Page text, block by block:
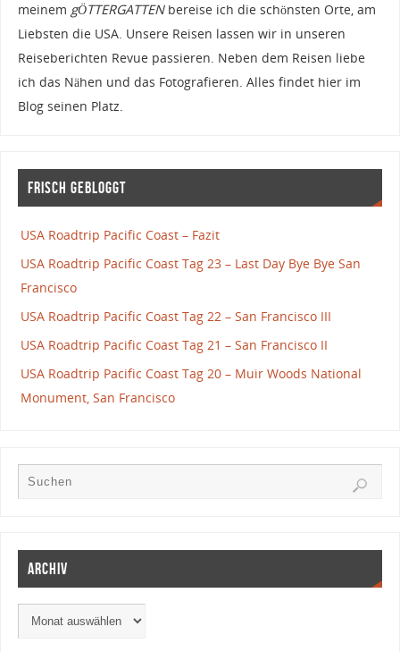
meinem gÖTTERGATTENbereise ich die schönsten Orte, am
Liebsten die USA. Unsere Reisen lassen wir in unseren
Reiseberichten Revue passieren. Neben dem Reisen liebe
ich das Nähen und das Fotografieren. Alles findet hier im
Blog seinen Platz.
Frisch gebloggt
USA Roadtrip Pacific Coast – Fazit
USA Roadtrip Pacific Coast Tag 23 – Last Day Bye Bye San
Francisco
USA Roadtrip Pacific Coast Tag 22 – San Francisco III
USA Roadtrip Pacific Coast Tag 21 – San Francisco II
USA Roadtrip Pacific Coast Tag 20 – Muir Woods National
Monument, San Francisco
Archiv